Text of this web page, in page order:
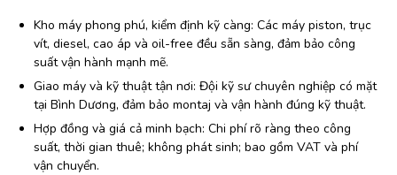
Kho máy phong phú, kiểm định kỹ càng: Các máy piston, trục
vít, diesel, cao áp và oil-free đều sẵn sàng, đảm bảo công
suất vận hành mạnh mẽ.
Giao máy và kỹ thuật tận nơi: Đội kỹ sư chuyên nghiệp có mặt
tại Bình Dương, đảm bảo montaj và vận hành đúng kỹ thuật.
Hợp đồng và giá cả minh bạch: Chi phí rõ ràng theo công
suất, thời gian thuê; không phát sinh; bao gồm VAT và phí
vận chuyển.